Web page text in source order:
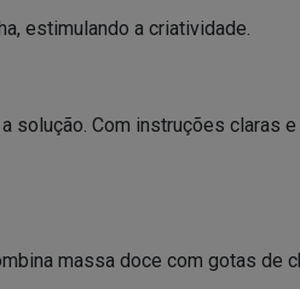
estimulando a criatividade.
Com instruções claras
massa doce com gotas de